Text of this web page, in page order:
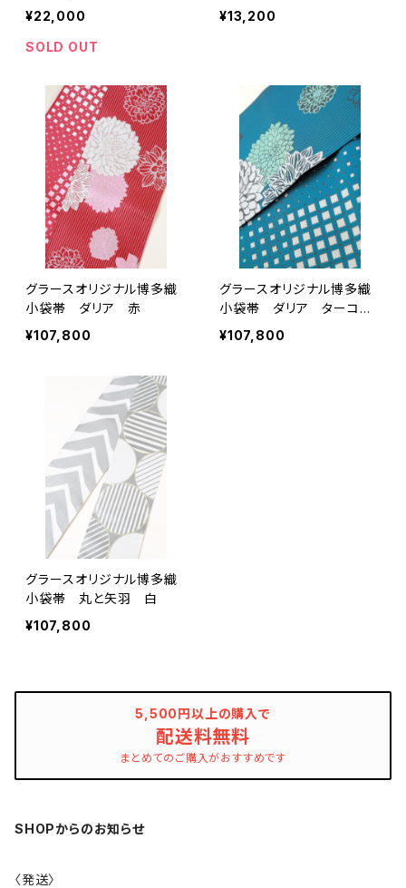
リント BE レディース
帯 レオパード
¥22,000
SOLD OUT
ード ポリエステル100％
¥13,200
グラースオリジナル博多織
小袋帯 ダリア 赤
¥107,800
グラースオリジナル博多織
小袋帯 ダリア ターコイ
ズ
¥107,800
グラースオリジナル博多織
小袋帯 丸と矢羽 白
¥107,800
5,500円以上の購入で
配送料無料
まとめてのご購入がおすすめです
SHOPからのお知らせ
〈発送〉